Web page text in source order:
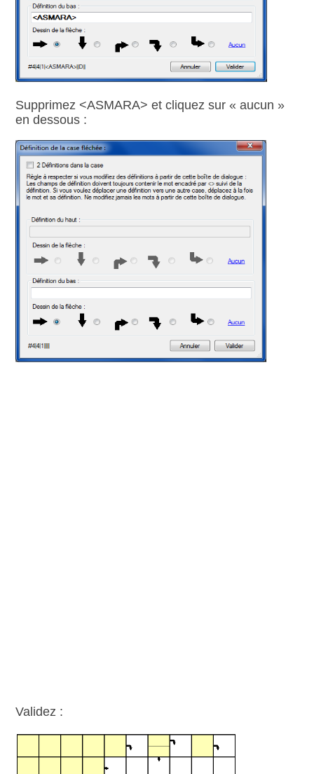
Supprimez <ASMARA> et cliquez sur « aucun »
en dessous :
Validez :